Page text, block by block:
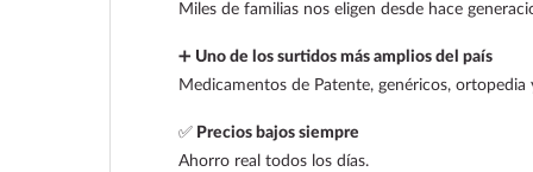
Miles de familias nos eligen desde hace
➕ Uno de los surtidos más amplios del país
Medicamentos de Patente, genéricos, ortopedia
✅ Precios bajos siempre
Ahorro real todos los días.